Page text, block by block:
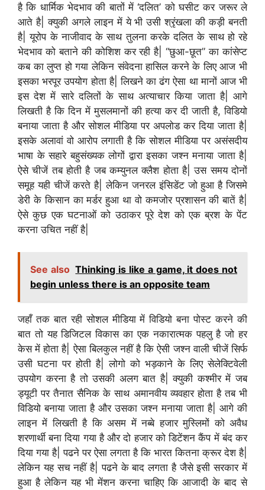
है कि धार्मिक भेदभाव की बातों में ‘दलित’ को घसीट कर जरूर ले
आते है| क्युकी अगले लाइन में ये भी उसी श्रृंखला की कड़ी बनती
है| यूरोप के नाजीवाद के साथ तुलना करके दलित के साथ हो रहे
भेदभाव को बताने की कोशिश कर रही है| “छुआ-छूत” का कांसेप्ट
कब का लुप्त हो गया लेकिन संवेदना हासिल करने के लिए आज भी
इसका भरपूर उपयोग होता है| लिखने का ढंग ऐसा था मानों आज भी
इस देश में सारे दलितों के साथ अत्याचार किया जाता है| आगे
लिखती है कि दिन में मुसलमानों की हत्या कर दी जाती है, विडियो
बनाया जाता है और सोशल मीडिया पर अपलोड कर दिया जाता है|
इसके अलावां वो आरोप लगाती है कि सोशल मीडिया पर असंसदीय
भाषा के सहारे बहुसंख्यक लोगों द्वारा इसका जश्न मनाया जाता है|
ऐसे चीजें तब होती है जब कम्युनल क्लैश होता है| उस समय दोनों
समूह यही चीजें करते है| लेकिन जनरल इंसिडेंट जो हुआ है जिसमे
डेरी के किसान का मर्डर हुआ था वो कमजोर प्रशासन की बातें है|
ऐसे कुछ एक घटनाओं को उठाकर पूरे देश को एक ब्रश के पेंट
करना उचित नहीं है|
See also Thinking is like a game, it does not
begin unless there is an opposite team
जहाँ तक बात रही सोशल मीडिया में विडियो बना पोस्ट करने की
बात तो यह डिजिटल विकास का एक नकारात्मक पहलु है जो हर
केस में होता है| ऐसा बिलकुल नहीं है कि ऐसी जश्न वाली चीजें सिर्फ
उसी घटना पर होती है| लोगो को भड़काने के लिए सेलेक्टिवेली
उपयोग करना है तो उसकी अलग बात है| क्युकी कश्मीर में जब
ड्यूटी पर तैनात सैनिक के साथ अमानवीय व्यवहार होता है तब भी
विडियो बनाया जाता है और उसका जश्न मनाया जाता है| आगे की
लाइन में लिखती है कि असम में नब्बे हजार मुस्लिमों को अवैध
शरणार्थी बना दिया गया है और दो हजार को डिटेंशन कैंप में बंद कर
दिया गया है| पढने पर ऐसा लगता है कि भारत कितना क्रूर देश है|
लेकिन यह सच नहीं है| पढने के बाद लगता है जैसे इसी सरकार में
हुआ है लेकिन यह भी मेंशन करना चाहिए कि आजादी के बाद से